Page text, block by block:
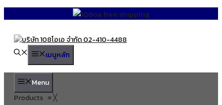
content
เมนูหลัก
Menu
Products ≡╳